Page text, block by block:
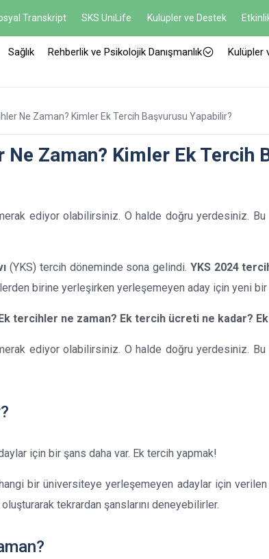
Transkript SKS UniLife Kulüpler ve Destek
Sağlık Rehberlik ve Psikolojik Danışmanlık Kulüpler
Ne Zaman? Kimler Ek Tercih Başvurusu Yapabilir?
Ne Zaman? Kimler Ek Tercih
ediyor olabilirsiniz. O halde doğru yerdesiniz.
(YKS) tercih döneminde sona gelindi. YKS 2024
birine yerleşirken yerleşemeyen aday için yeni bir
tercihler ne zaman? Ek tercih ücreti ne kadar? Ek
ediyor olabilirsiniz. O halde doğru yerdesiniz.
için bir şans daha var. Ek tercih yapmak!
bir üniversiteye yerleşemeyen adaylar için verilen
tekrardan şanslarını deneyebilirler.